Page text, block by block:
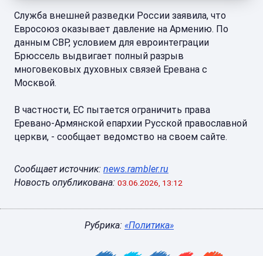
Служба внешней разведки России заявила, что
Евросоюз оказывает давление на Армению. По
данным СВР, условием для евроинтеграции
Брюссель выдвигает полный разрыв
многовековых духовных связей Еревана с
Москвой.
В частности, ЕС пытается ограничить права
Еревано-Армянской епархии Русской православной
церкви, - сообщает ведомство на своем сайте.
Сообщает источник: news.rambler.ru
Новость опубликована: 03.06.2026, 13:12
Рубрика: «Политика»